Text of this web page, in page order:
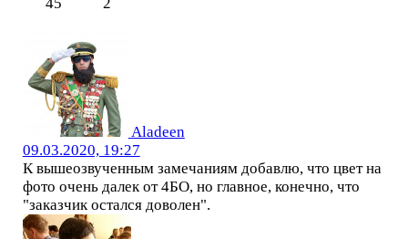
Aladeen
09.03.2020, 19:27
К вышеозвученным замечаниям добавлю, что цвет на
фото очень далек от 4БО, но главное, конечно, что
"заказчик остался доволен".